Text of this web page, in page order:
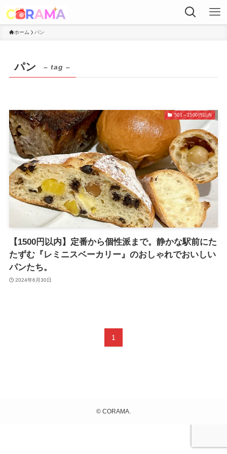
ホーム パン
パン – tag –
501～1500円以内
【1500円以内】定番から個性派まで。静かな駅前にた
たずむ『レミニスベーカリー』のおしゃれでおいしい
パンたち。
2024年6月30日
1
© CORAMA.